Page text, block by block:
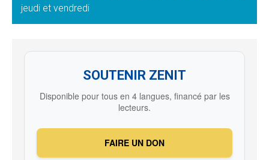
jeudi et vendredi
SOUTENIR ZENIT
Disponible pour tous en 4 langues, financé par les
lecteurs.
FAIRE UN DON